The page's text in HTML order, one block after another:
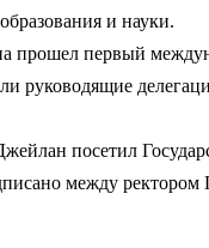
и науки.
прошел первый
руководящие
посетил
между